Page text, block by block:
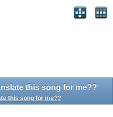
this song for me??
this song for me??